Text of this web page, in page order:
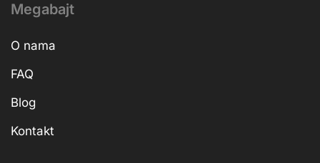
Megabajt
O nama
FAQ
Blog
Kontakt